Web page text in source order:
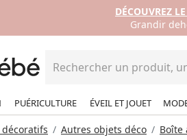
DÉCOUVREZ
Grandir
PUÉRICULTURE ÉVEIL ET JOUET
Autres objets déco Boîte